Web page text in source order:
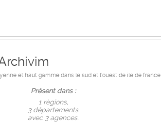
et haut gamme dans le sud et l'ouest de ile de france
Présent dans :
1 règions,
3 départements
avec 3 agences.